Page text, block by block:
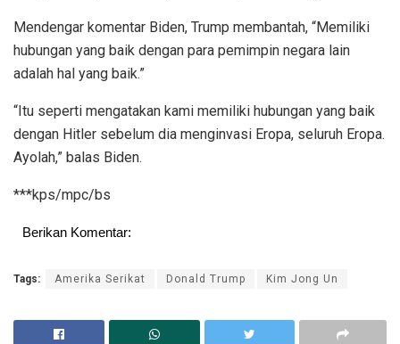
Mendengar komentar Biden, Trump membantah, “Memiliki
hubungan yang baik dengan para pemimpin negara lain
adalah hal yang baik.”
“Itu seperti mengatakan kami memiliki hubungan yang baik
dengan Hitler sebelum dia menginvasi Eropa, seluruh Eropa.
Ayolah,” balas Biden.
***kps/mpc/bs
Berikan Komentar:
Tags: Amerika Serikat Donald Trump Kim Jong Un